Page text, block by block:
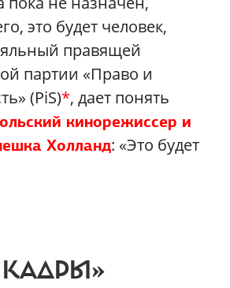
это будет человек,
правящей
партии «Право и
(PiS)*, дает понять
кинорежиссер и
Холланд: «Это будет